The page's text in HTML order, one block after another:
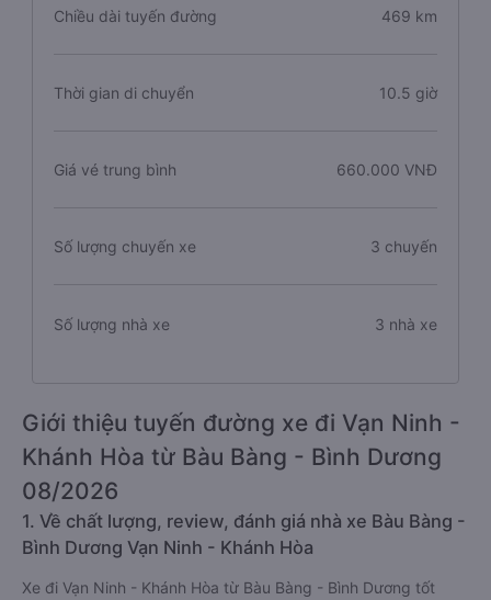
Chiều dài tuyến đường 469 km
Thời gian di chuyển 10.5 giờ
Giá vé trung bình 660.000 VNĐ
Số lượng chuyến xe 3 chuyến
Số lượng nhà xe 3 nhà xe
Giới thiệu tuyến đường xe đi Vạn Ninh -
Khánh Hòa từ Bàu Bàng - Bình Dương
08/2026
1. Về chất lượng, review, đánh giá nhà xe Bàu Bàng -
Bình Dương Vạn Ninh - Khánh Hòa
Xe đi Vạn Ninh - Khánh Hòa từ Bàu Bàng - Bình Dương tốt